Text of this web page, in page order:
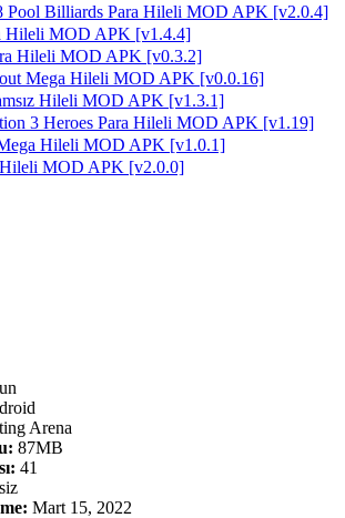
Pool Billiards Para Hileli MOD APK [v2.0.4]
Hileli MOD APK [v1.4.4]
Hileli MOD APK [v0.3.2]
Mega Hileli MOD APK [v0.0.16]
Hileli MOD APK [v1.3.1]
3 Heroes Para Hileli MOD APK [v1.19]
Hileli MOD APK [v1.0.1]
MOD APK [v2.0.0]
Arena
87MB
41
Mart 15, 2022